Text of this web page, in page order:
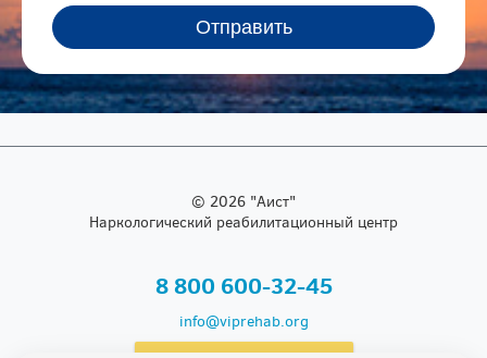
© 2026 "Аист"
Наркологический реабилитационный центр
8 800 600-32-45
info@viprehab.org